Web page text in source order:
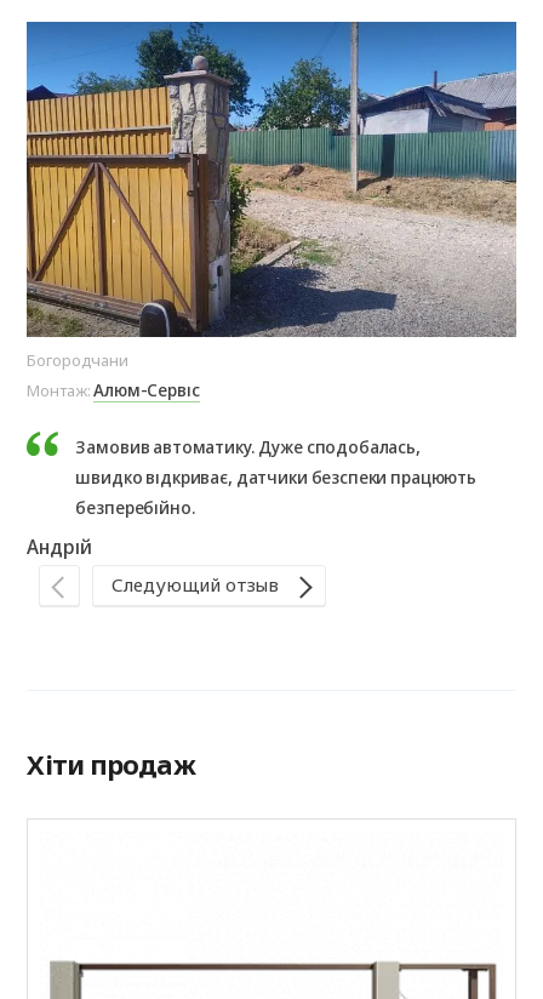
Богородчани
Монтаж:Алюм-Сервіс
Замовив автоматику. Дуже сподобалась,
швидко відкриває, датчики безспеки працюють
безперебійно.
Андрій
Следующий отзыв
Хіти продаж